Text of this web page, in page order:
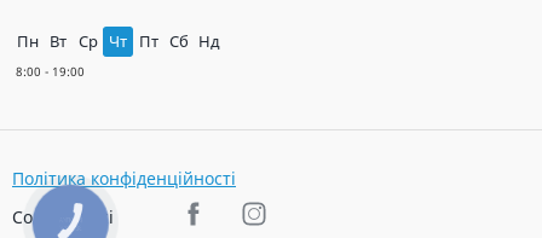
Пн Вт Ср Чт Пт Сб Нд
Політика конфіденційності
Соц. мережі
КНОПКА
ЗВ'ЯЗКУ